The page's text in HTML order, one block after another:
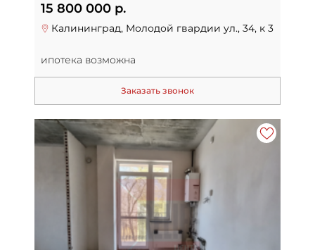
15 800 000 р.
Калининград, Молодой гвардии ул., 34, к 3
ипотека возможна
Заказать звонок